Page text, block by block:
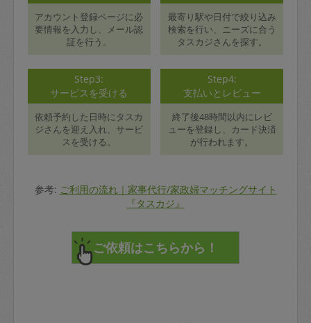
アカウント登録ページに必
要情報を入力し、メール認
証を行う。
最寄り駅や日付で絞り込み
検索を行い、ニーズに合う
タスカジさんを探す。
Step3:
サービスを受ける
依頼予約した日時にタスカ
ジさんを迎え入れ、サービ
スを受ける。
Step4:
支払いとレビュー
終了後48時間以内にレビ
ューを登録し、カード決済
が行われます。
参考: ご利用の流れ｜家事代行/家政婦マッチングサイト
『タスカジ』